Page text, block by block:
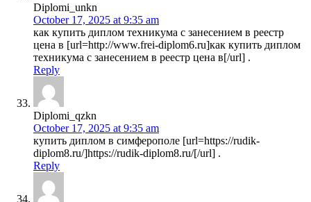
Diplomi_unkn
October 17, 2025 at 9:35 am
как купить диплом техникума с занесением в реестр
цена в [url=http://www.frei-diplom6.ru]как купить диплом
техникума с занесением в реестр цена в[/url] .
Reply
Diplomi_qzkn
October 17, 2025 at 9:35 am
купить диплом в симферополе [url=https://rudik-
diplom8.ru/]https://rudik-diplom8.ru/[/url] .
Reply